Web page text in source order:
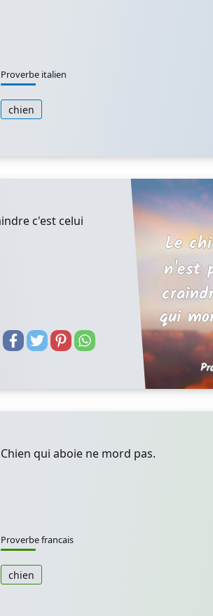
Proverbe italien
chien
c'est celui
Chien qui aboie ne mord pas.
Proverbe francais
chien